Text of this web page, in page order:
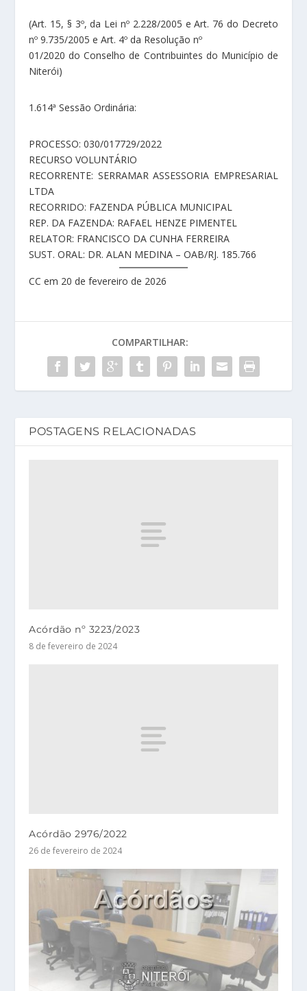
(Art. 15, § 3º, da Lei nº 2.228/2005 e Art. 76 do Decreto
nº 9.735/2005 e Art. 4º da Resolução nº
01/2020 do Conselho de Contribuintes do Município de
Niterói)
1.614ª Sessão Ordinária:
PROCESSO: 030/017729/2022
RECURSO VOLUNTÁRIO
RECORRENTE: SERRAMAR ASSESSORIA EMPRESARIAL
LTDA
RECORRIDO: FAZENDA PÚBLICA MUNICIPAL
REP. DA FAZENDA: RAFAEL HENZE PIMENTEL
RELATOR: FRANCISCO DA CUNHA FERREIRA
SUST. ORAL: DR. ALAN MEDINA – OAB/RJ. 185.766
CC em 20 de fevereiro de 2026
COMPARTILHAR:
POSTAGENS RELACIONADAS
Acórdão nº 3223/2023
8 de fevereiro de 2024
Acórdão 2976/2022
26 de fevereiro de 2024